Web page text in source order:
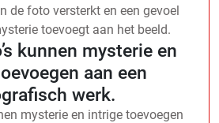
de foto versterkt en een gevoel
toevoegt aan het beeld.
kunnen mysterie en
aan een
werk.
mysterie en intrige toevoegen